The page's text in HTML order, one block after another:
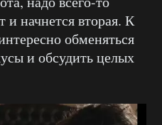
и начнется вторая. К
обменяться
и обсудить целых